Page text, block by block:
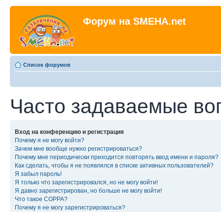
Форум на SMEHA.net
Список форумов
Часто задаваемые
Вход на конференцию и регистрация
Почему я не могу войти?
Зачем мне вообще нужно регистрироваться?
Почему мне периодически приходится повторять ввод имени и пароля?
Как сделать, чтобы я не появлялся в списке активных пользователей?
Я забыл пароль!
Я только что зарегистрировался, но не могу войти!
Я давно зарегистрирован, но больше не могу войти!
Что такое COPPA?
Почему я не могу зарегистрироваться?